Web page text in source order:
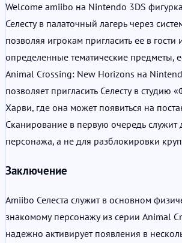
Welcome amiibo на Nintendo 3DS
Селесту в палаточный лагерь через
позволяя игрокам пригласить ее в гости
определенные тематические предметы,
Animal Crossing: New Horizons на
позволяет пригласить Селесту в студию
Харви, где она может появиться на
Сканирование в первую очередь служит
персонажа, а не для разблокировки
Заключение
Amiibo Селеста служит в основном
знакомому персонажу из серии Animal
надежно активирует появления в